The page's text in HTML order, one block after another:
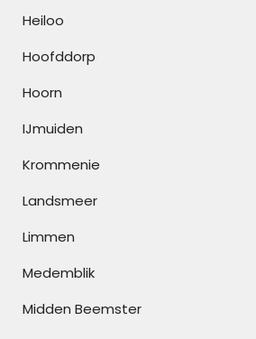
Heiloo
Hoofddorp
Hoorn
IJmuiden
Krommenie
Landsmeer
Limmen
Medemblik
Midden Beemster